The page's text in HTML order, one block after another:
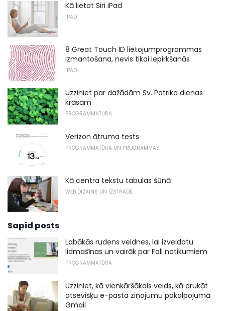
Kā lietot Siri iPad
IPAD
8 Great Touch ID lietojumprogrammas
izmantošana, nevis tikai iepirkšanās
IPAD
Uzziniet par dažādām Sv. Patrika dienas
krāsām
PROGRAMMATŪRA
Verizon ātruma tests
PROGRAMMATŪRA UN PROGRAMMAS
Kā centra tekstu tabulas šūnā
WEB DIZAINS UN IZSTRĀDE
Sapid posts
Labākās rudens veidnes, lai izveidotu
lidmašīnas un vairāk par Fall notikumiem
PROGRAMMATŪRA
Uzziniet, kā vienkāršākais veids, kā drukāt
atsevišķu e-pasta ziņojumu pakalpojumā
Gmail